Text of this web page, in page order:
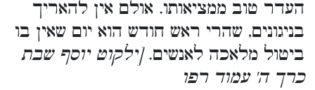
העדר טוב ממציאותו. אולם אין להאריך
בניגונים, שהרי ראש חודש הוא יום שאין בו
ביטול מלאכה לאנשים.[ילקוט יוסף שבת
כרך ה' עמוד רפו